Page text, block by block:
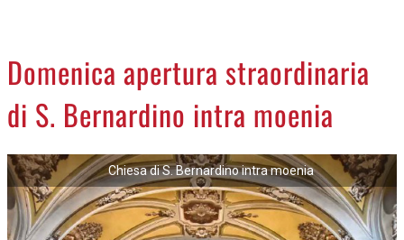
LA PIAZZA
ANIMALI
ACCEDI
Domenica apertura straordinaria
di S. Bernardino intra moenia
Chiesa di S. Bernardino intra moenia